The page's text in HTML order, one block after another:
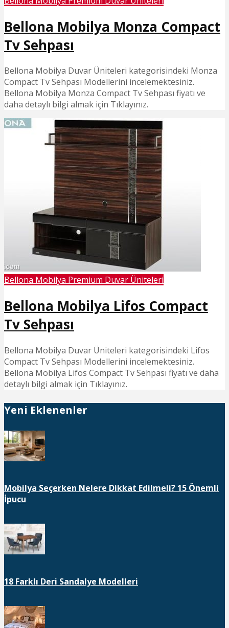
Bellona Mobilya Monza Compact
Tv Sehpası
Bellona Mobilya Duvar Üniteleri kategorisindeki Monza
Compact Tv Sehpası Modellerini incelemektesiniz.
Bellona Mobilya Monza Compact Tv Sehpası fiyatı ve
daha detaylı bilgi almak için Tıklayınız.
Bellona Mobilya Premium Duvar Üniteleri
Bellona Mobilya Lifos Compact
Tv Sehpası
Bellona Mobilya Duvar Üniteleri kategorisindeki Lifos
Compact Tv Sehpası Modellerini incelemektesiniz.
Bellona Mobilya Lifos Compact Tv Sehpası fiyatı ve daha
detaylı bilgi almak için Tıklayınız.
Yeni Eklenenler
Mobilya Seçerken Nelere Dikkat Edilmeli? 15 Önemli
İpucu
18 Farklı Deri Sandalye Modelleri